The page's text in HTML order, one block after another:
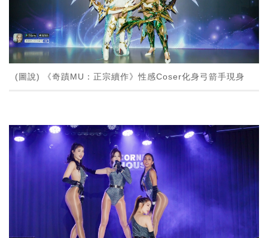
(圖說) 《奇蹟MU：正宗續作》性感Coser化身弓箭手現身